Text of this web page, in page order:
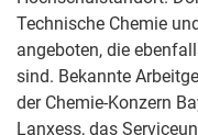
Technische Chemie
angeboten, die
sind. Bekannte
der Chemie-Konzern
Lanxess, das